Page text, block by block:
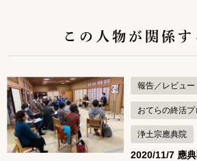
く
この人物が関係
報告／レビュー
おてらの終活プ
浄土宗應典院
2020/11/7 應